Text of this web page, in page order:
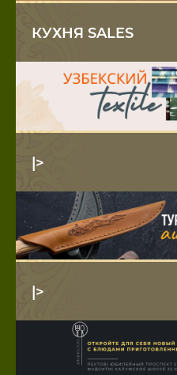
КУХНЯ SALES
|>
|>